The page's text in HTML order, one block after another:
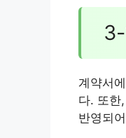
계약서
다. 또한
반영되